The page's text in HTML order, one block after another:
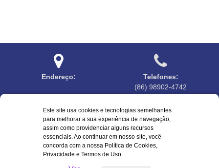
Endereço:
Telefones:
(86) 98902-4742
Horário de atendimento:
7:30 às 13:00
Emails:
ouvidoriacabeceiras@gmail.com
Este site usa cookies e tecnologias semelhantes
para melhorar a sua experiência de navegação,
assim como providenciar alguns recursos
essenciais. Ao continuar em nosso site, você
concorda com a nossa Política de Cookies,
Privacidade e Termos de Uso.